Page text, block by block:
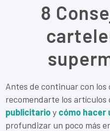
8
Antes de continuar con los
recomendarte los artículos
publicitarioy cómo hacer
profundizar un poco más